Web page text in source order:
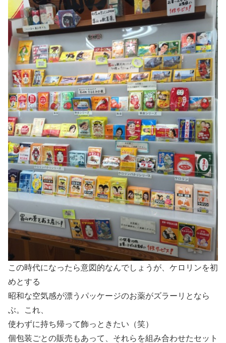
この時代になったら意図的なんでしょうが、ケロリンを初
めとする
昭和な空気感が漂うパッケージのお薬がズラーリとなら
ぶ。これ、
使わずに持ち帰って飾っときたい（笑）
個包装ごとの販売もあって、それらを組み合わせたセット